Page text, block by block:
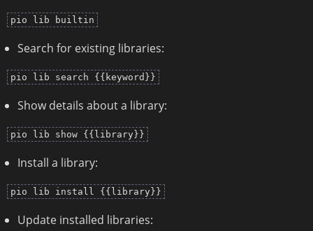
pio lib builtin
Search for existing libraries:
pio lib search {{keyword}}
Show details about a library:
pio lib show {{library}}
Install a library:
pio lib install {{library}}
Update installed libraries: